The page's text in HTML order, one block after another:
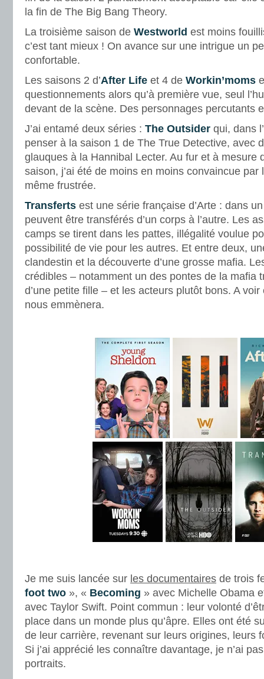
la fin de The Big Bang Theory.
La troisième saison de Westworld est moins
c’est tant mieux ! On avance sur une intrigue un
confortable.
Les saisons 2 d’After Life et 4 de Workin’moms
questionnements alors qu’à première vue, seul
devant de la scène. Des personnages percutants
J’ai entamé deux séries : The Outsider qui, dans
penser à la saison 1 de The True Detective, avec
glauques à la Hannibal Lecter. Au fur et à mesure
saison, j’ai été de moins en moins convaincue
même frustrée.
Transferts est une série française d’Arte : dans
peuvent être transférés d’un corps à l’autre. Les
camps se tirent dans les pattes, illégalité voulue
possibilité de vie pour les autres. Et entre deux,
clandestin et la découverte d’une grosse mafia.
crédibles – notamment un des pontes de la mafia
d’une petite fille – et les acteurs plutôt bons. A
nous emmènera.
Je me suis lancée sur les documentaires de trois
foot two », « Becoming » avec Michelle Obama
avec Taylor Swift. Point commun : leur volonté
place dans un monde plus qu’âpre. Elles ont été
de leur carrière, revenant sur leurs origines, leurs
Si j’ai apprécié les connaître davantage, je n’ai
portraits.